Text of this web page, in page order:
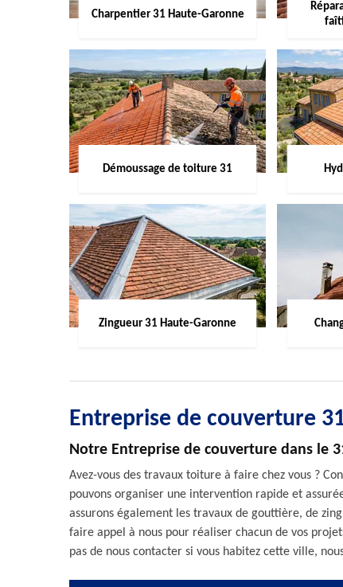
Charpentier 31 Haute-Garonne
Démoussage de toiture 31
Zingueur 31 Haute-Garonne
Entreprise de couverture
Notre Entreprise de couverture dans le
Avez-vous des travaux toiture à faire chez vous ?
pouvons organiser une intervention rapide et
assurons également les travaux de gouttière, de
faire appel à nous pour réaliser chacun de vos
pas de nous contacter si vous habitez cette ville,